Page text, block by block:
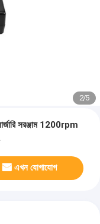
2/5
সরঞ্জাম 1200rpm
এখন যোগাযোগ